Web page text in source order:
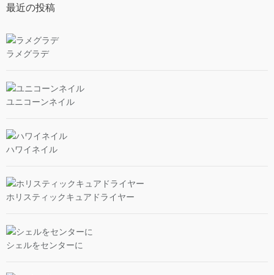
最近の投稿
ラメグラデ
ユニコーンネイル
ハワイネイル
ホリスティックキュアドライヤー
シェルをセンターに